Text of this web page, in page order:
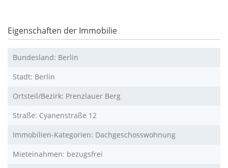
Eigenschaften der Immobilie
Bundesland: Berlin
Stadt: Berlin
Ortsteil/Bezirk: Prenzlauer Berg
Straße: Cyanenstraße 12
Immobilien-Kategorien: Dachgeschosswohnung
Mieteinahmen: bezugsfrei